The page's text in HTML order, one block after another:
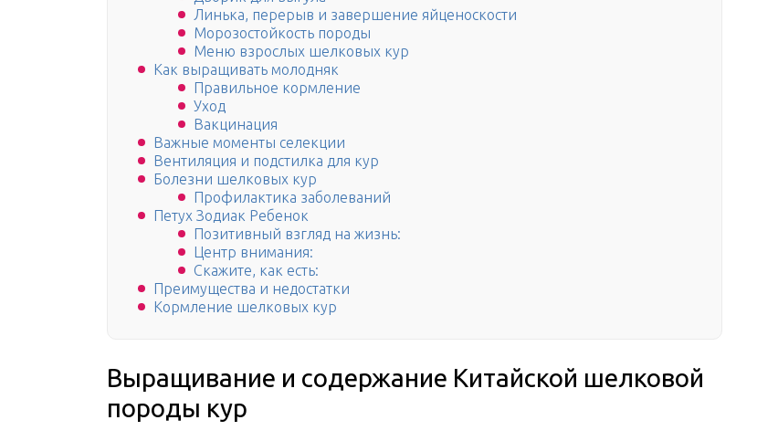
Линька, перерыв и завершение яйценоскости
Морозостойкость породы
Меню взрослых шелковых кур
Как выращивать молодняк
Правильное кормление
Уход
Вакцинация
Важные моменты селекции
Вентиляция и подстилка для кур
Болезни шелковых кур
Профилактика заболеваний
Петух Зодиак Ребенок
Позитивный взгляд на жизнь:
Центр внимания:
Скажите, как есть:
Преимущества и недостатки
Кормление шелковых кур
Выращивание и содержание Китайской шелковой
породы кур